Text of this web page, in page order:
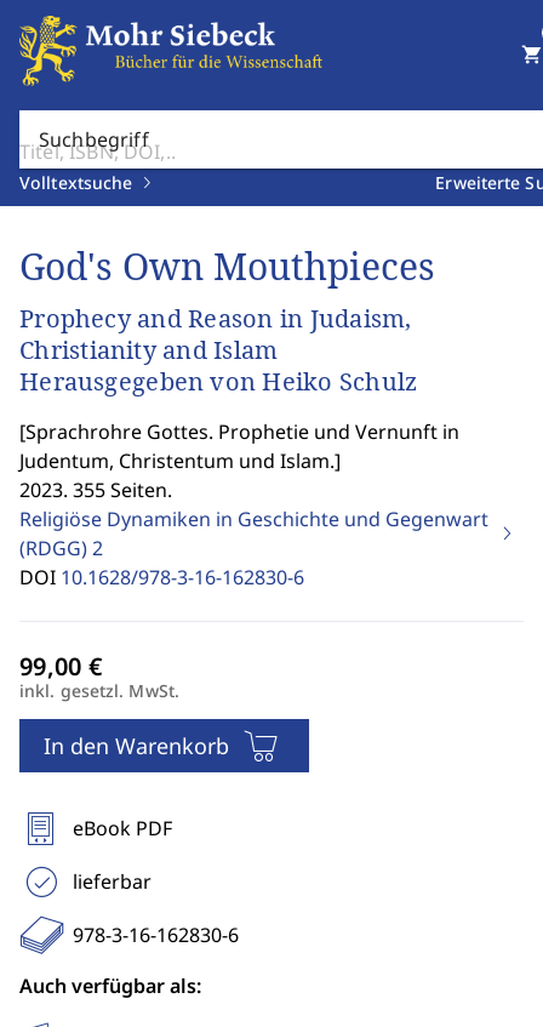
Suchbegriff
Volltextsuche Erweiterte
shopping_cart
God's Own Mouthpieces
Prophecy and Reason in Judaism,
Christianity and Islam
Herausgegeben von Heiko Schulz
[Sprachrohre Gottes. Prophetie und Vernunft in
Judentum, Christentum und Islam.]
2023. 355 Seiten.
Religiöse Dynamiken in Geschichte und Gegenwart
(RDGG)2
DOI 10.1628/978-3-16-162830-6
inkl. gesetzl. MwSt.
In den Warenkorb
eBook PDF
lieferbar
978-3-16-162830-6
Auch verfügbar als: